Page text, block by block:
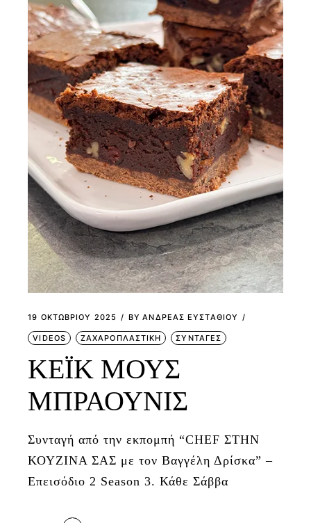
19 ΟΚΤΩΒΡΊΟΥ 2025 BY ΑΝΔΡΕΑΣ ΕΥΣΤΑΘΙΟΥ
VIDEOS ΖΑΧΑΡΟΠΛΑΣΤΙΚΗ ΣΥΝΤΑΓΕΣ
ΚΕΪΚ ΜΟΥΣ
ΜΠΡΑΟΥΝΙΣ
Συνταγή από την εκπομπή “CHEF ΣΤΗΝ
ΚΟΥΖΙΝΑ ΣΑΣ με τον Βαγγέλη Δρίσκα” –
Επεισόδιο 2 Season 3. Κάθε Σάββα